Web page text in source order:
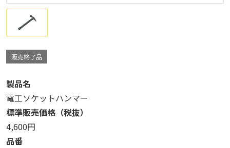
販売終了品
製品名
電工ソケットハンマー
標準販売価格（税抜）
4,600円
品番